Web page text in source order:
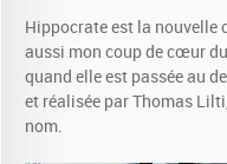
Hippocrate est la nouvelle
aussi mon coup de cœur
quand elle est passée au
et réalisée par Thomas
nom.